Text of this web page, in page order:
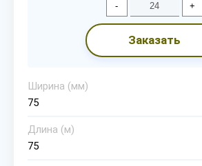
- +
Заказать
Ширина (мм)
75
Длина (м)
75